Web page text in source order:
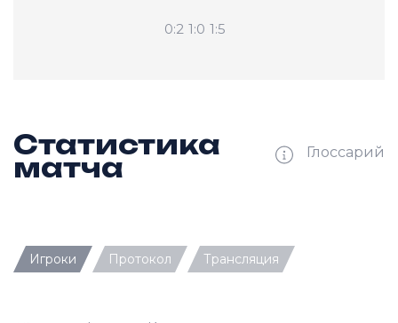
0:2 1:0 1:5
Статистика
матча Глоссарий
П — кол-во передач
Игроки Протокол Трансляция